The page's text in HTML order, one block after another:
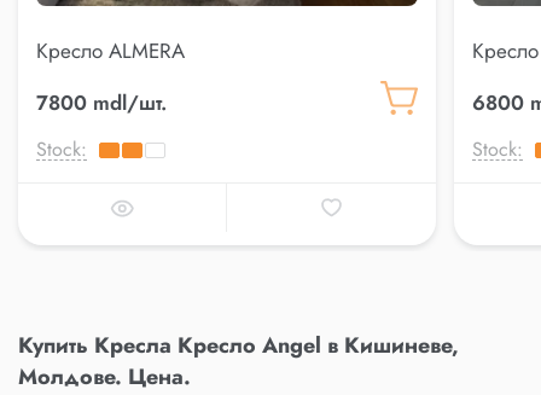
Кресло ALMERA
7800 mdl/шт.
Stock:
6800
Stock:
Купить Кресла Кресло Angel в Кишиневе,
Молдове. Цена.